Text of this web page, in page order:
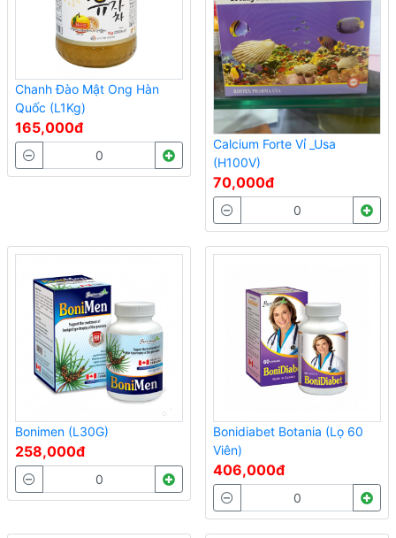
Chanh Đào Mật Ong Hàn
Quốc (L1Kg)
165,000đ
Calcium Forte Vỉ _Usa
(H100V)
70,000đ
Bonimen (L30G)
258,000đ
Bonidiabet Botania (Lọ 60
Viên)
406,000đ